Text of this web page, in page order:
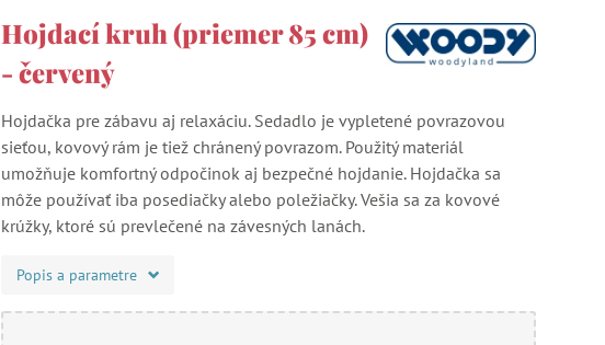
Hojdací kruh (priemer 85 cm)
- červený
Hojdačka pre zábavu aj relaxáciu. Sedadlo je vypletené povrazovou
sieťou, kovový rám je tiež chránený povrazom. Použitý materiál
umožňuje komfortný odpočinok aj bezpečné hojdanie. Hojdačka sa
môže používať iba posediačky alebo poležiačky. Vešia sa za kovové
krúžky, ktoré sú prevlečené na závesných lanách.
Popis a parametre